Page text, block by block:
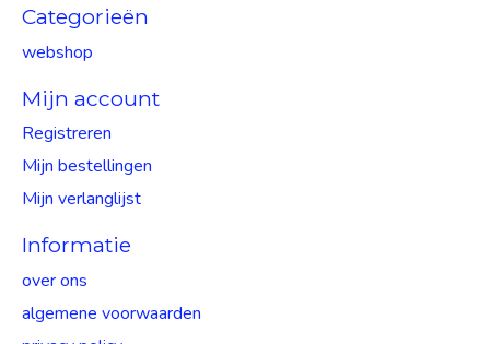
Categorieën
webshop
Mijn account
Registreren
Mijn bestellingen
Mijn verlanglijst
Informatie
over ons
algemene voorwaarden